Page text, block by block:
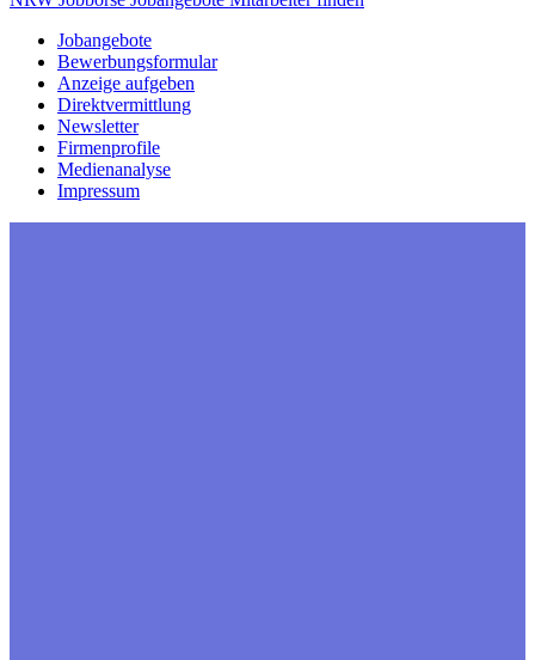
Jobangebote
Bewerbungsformular
Anzeige aufgeben
Direktvermittlung
Newsletter
Firmenprofile
Medienanalyse
Impressum